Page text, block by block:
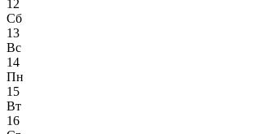
12
Сб
13
Вс
14
Пн
15
Вт
16